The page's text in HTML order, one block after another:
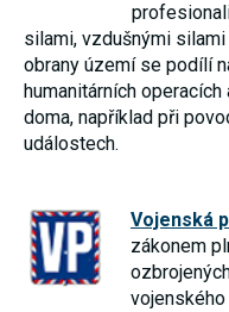
silami, vzdušnými
obrany území se podílí
humanitárních
doma, například při
událostech.
Vojenská
zákonem